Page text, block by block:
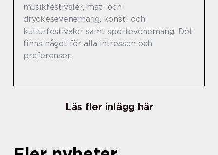
musikfestivaler, mat- och
dryckesevenemang, konst- och
kulturfestivaler samt sportevenemang. Det
finns något för alla intressen och
preferenser.
Läs fler inlägg här